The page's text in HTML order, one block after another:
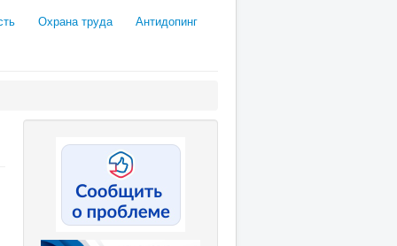
Охрана труда
Антидопинг